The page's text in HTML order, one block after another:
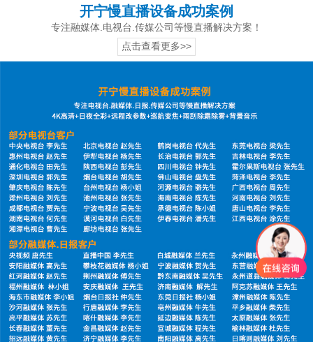
开宁慢直播设备成功案例
专注融媒体.电视台.传媒公司等慢直播解决方案！
点击查看更多>>